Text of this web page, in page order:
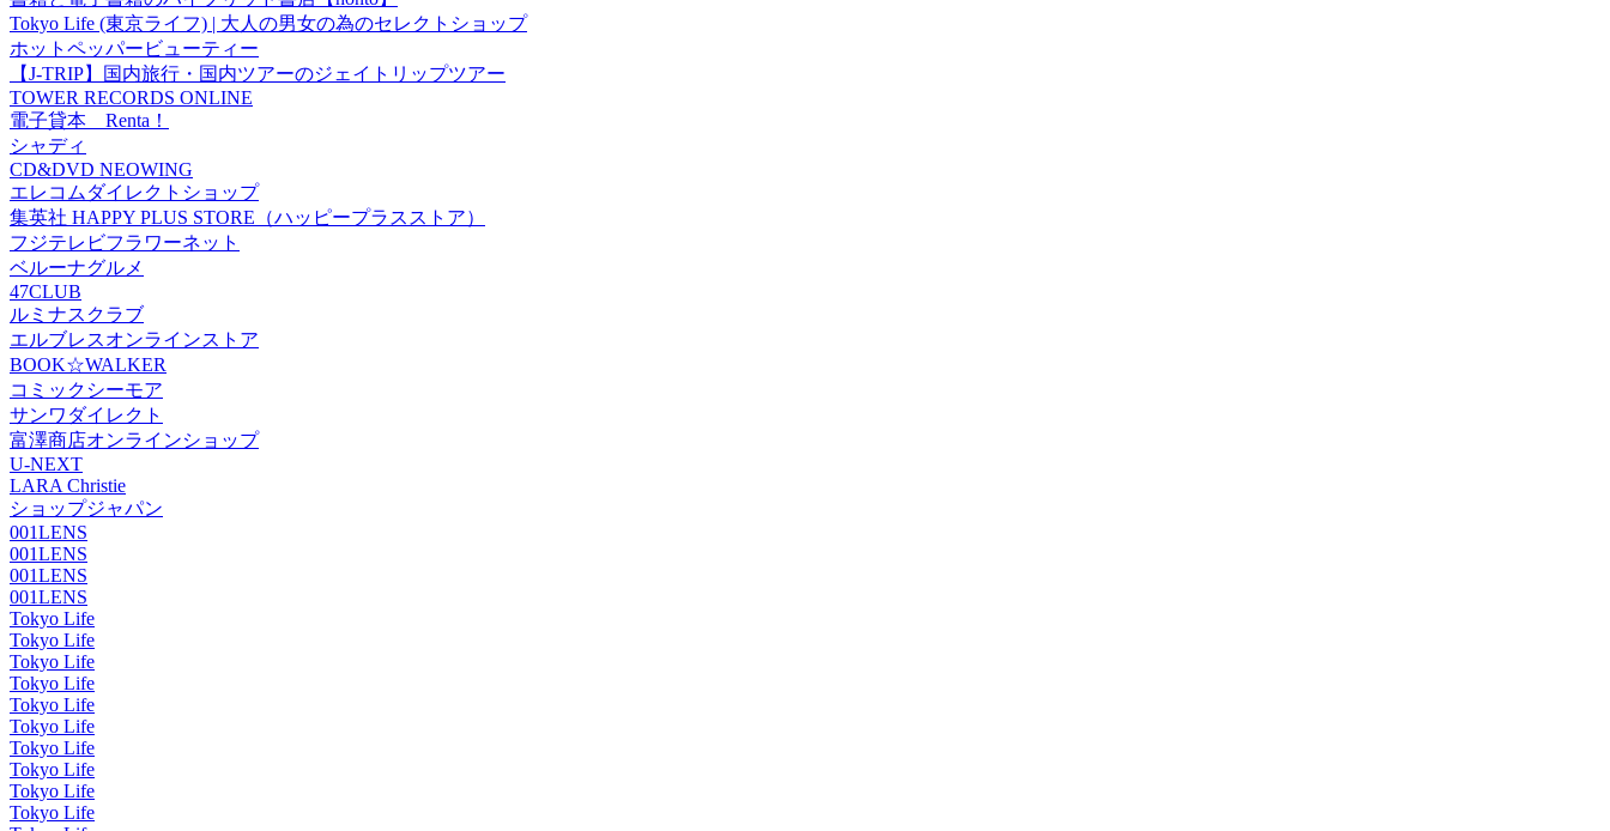
Tokyo Life (東京ライフ) | 大人の男女の為のセレクトショップ
ホットペッパービューティー
【J-TRIP】国内旅行・国内ツアーのジェイトリップツアー
TOWER RECORDS ONLINE
電子貸本 Renta！
シャディ
CD&DVD NEOWING
エレコムダイレクトショップ
集英社 HAPPY PLUS STORE（ハッピープラスストア）
フジテレビフラワーネット
ベルーナグルメ
47CLUB
ルミナスクラブ
エルブレスオンラインストア
BOOK☆WALKER
コミックシーモア
サンワダイレクト
富澤商店オンラインショップ
U-NEXT
LARA Christie
ショップジャパン
001LENS
001LENS
001LENS
001LENS
Tokyo Life
Tokyo Life
Tokyo Life
Tokyo Life
Tokyo Life
Tokyo Life
Tokyo Life
Tokyo Life
Tokyo Life
Tokyo Life